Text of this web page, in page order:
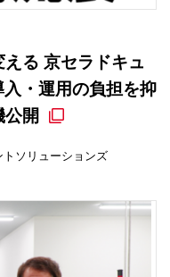
える 京セラドキュ
・運用の負担を抑
公開
ソリューションズ